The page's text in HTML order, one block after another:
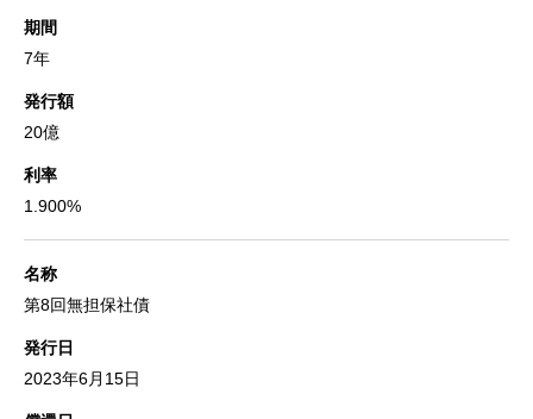
期間
7年
発行額
20億
利率
1.900%
名称
第8回無担保社債
発行日
2023年6月15日